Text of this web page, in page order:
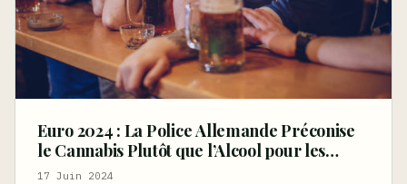
Euro 2024 : La Police Allemande Préconise
le Cannabis Plutôt que l’Alcool pour les
Supporters
17 Juin 2024